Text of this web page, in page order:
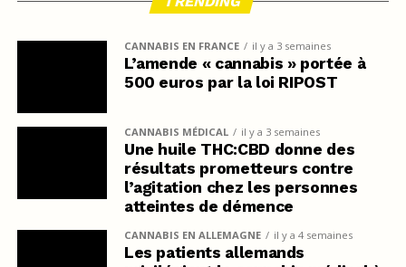
CANNABIS EN FRANCE il y a 3 semaines
L’amende « cannabis » portée à
500 euros par la loi RIPOST
CANNABIS MÉDICAL il y a 3 semaines
Une huile THC:CBD donne des
résultats prometteurs contre
l’agitation chez les personnes
atteintes de démence
CANNABIS EN ALLEMAGNE il y a 4 semaines
Les patients allemands